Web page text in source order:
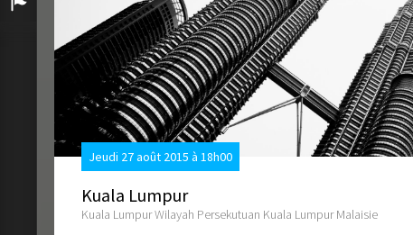
Jeudi 27 août 2015 à 18h00
Kuala Lumpur
Kuala Lumpur Wilayah Persekutuan Kuala Lumpur Malaisie